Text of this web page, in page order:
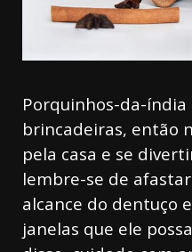
Porquinhos-da-
brincadeiras, então
pela casa e se
lembre-se de
alcance do dentuço
janelas que ele